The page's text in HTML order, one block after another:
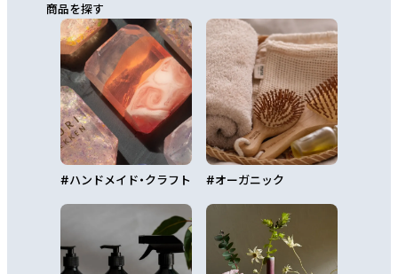
商品を探す
#ハンドメイド・クラフト #オーガニック